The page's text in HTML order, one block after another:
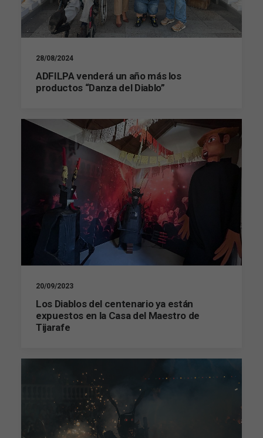
28/08/2024
ADFILPA venderá un año más los
productos “Danza del Diablo”
20/09/2023
Los Diablos del centenario ya están
expuestos en la Casa del Maestro de
Tijarafe
Necesarias